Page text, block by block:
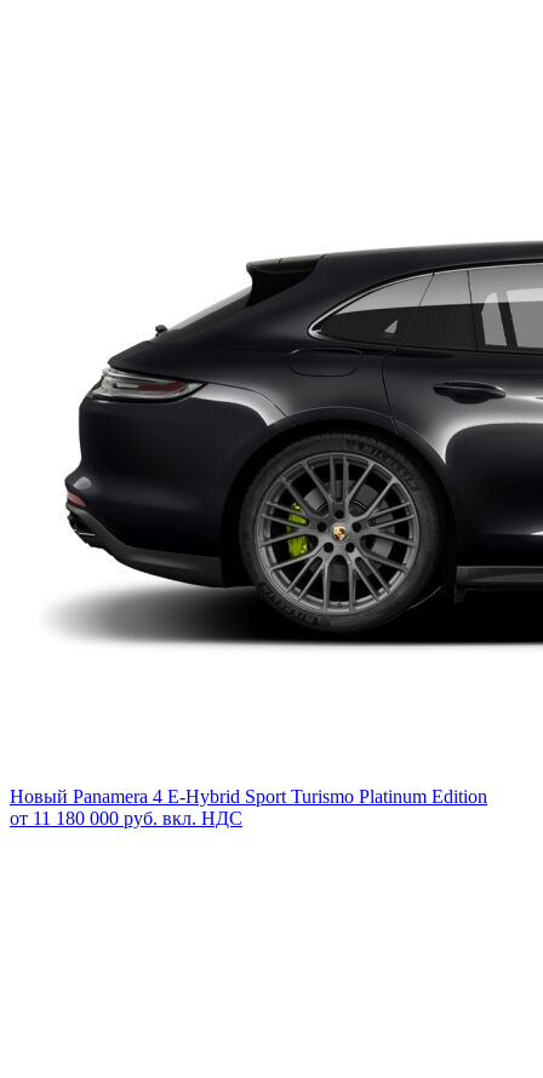
Новый Panamera 4 E-Hybrid Sport Turismo Platinum Edition
от 11 180 000 руб. вкл. НДС